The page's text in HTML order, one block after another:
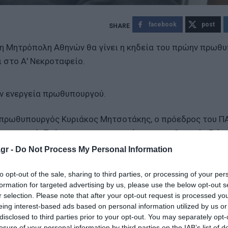
- Do Not Process My Personal Information
opt-out of the sale, sharing to third parties, or processing of your
for targeted advertising by us, please use the below opt-out
selection. Please note that after your opt-out request is processed
interest-based ads based on personal information utilized by us
to third parties prior to your opt-out. You may separately
facebook post
Μητρόπολη Αθηνών θα γίνει η κηδεία του πρώην
στο Α' Νεκροταφείο.
ενεργεία πρωθυπουργού.
Κυριάκος Μητσοτάκης, ο πρόεδρος του
Πρόκειται για τους ομότιμους καθηγητές
ο οποίος υπήρξε και υπουργός στις κυβερνήσεις του
ιστορικούς ηγέτες και πρωθυπουργούς της χώρας
Σίσι και Χριστουδουλίδη για τα ενεργειακά
οικονομικής ανάπτυξης και κοινωνικής